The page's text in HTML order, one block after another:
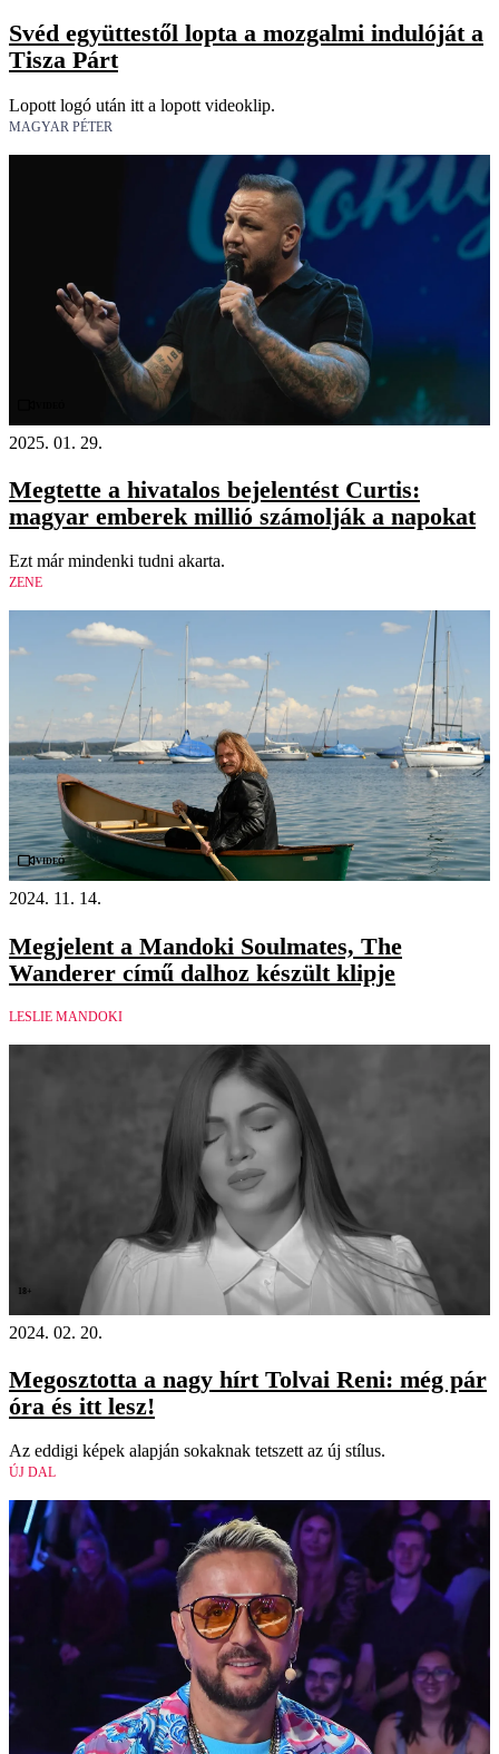
Svéd együttestől lopta a mozgalmi indulóját a
Tisza Párt
Lopott logó után itt a lopott videoklip.
MAGYAR PÉTER
2025. 01. 29.
Megtette a hivatalos bejelentést Curtis:
magyar emberek millió számolják a napokat
Ezt már mindenki tudni akarta.
ZENE
Videó
2024. 11. 14.
Megjelent a Mandoki Soulmates, The
Wanderer című dalhoz készült klipje
LESLIE MANDOKI
18+
2024. 02. 20.
Megosztotta a nagy hírt Tolvai Reni: még pár
óra és itt lesz!
Az eddigi képek alapján sokaknak tetszett az új stílus.
ÚJ DAL